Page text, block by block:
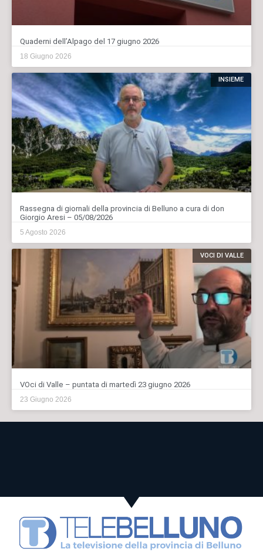
Quaderni dell’Alpago del 17 giugno 2026
18 Giugno 2026
INSIEME
Rassegna di giornali della provincia di Belluno a cura di don
Giorgio Aresi – 05/08/2026
5 Agosto 2026
VOCI DI VALLE
VOci di Valle – puntata di martedì 23 giugno 2026
23 Giugno 2026